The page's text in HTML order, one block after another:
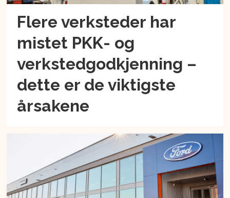
Flere verksteder har
mistet PKK- og
verkstedgodkjenning –
dette er de viktigste
årsakene